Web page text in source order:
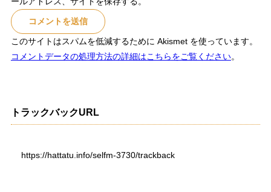
このサイトはスパムを低減するために Akismet を使っています。
コメントデータの処理方法の詳細はこちらをご覧ください。
トラックバックURL
https://hattatu.info/selfm-3730/trackback